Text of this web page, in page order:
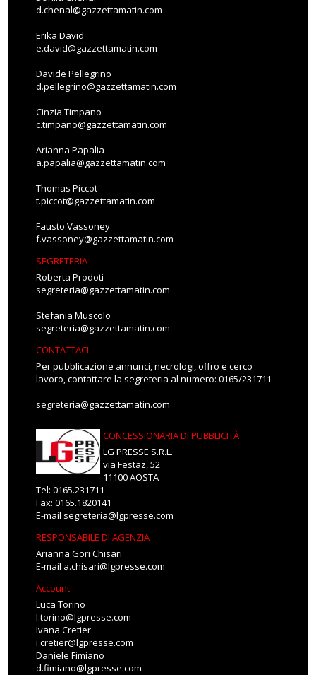
d.chenal@gazzettamatin.com
Erika David
e.david@gazzettamatin.com
Davide Pellegrino
d.pellegrino@gazzettamatin.com
Cinzia Timpano
c.timpano@gazzettamatin.com
Arianna Papalia
a.papalia@gazzettamatin.com
Thomas Piccot
t.piccot@gazzettamatin.com
Fausto Vassoney
f.vassoney@gazzettamatin.com
SEGRETERIA
Roberta Prodoti
segreteria@gazzettamatin.com
Stefania Muscolo
segreteria@gazzettamatin.com
CONTATTACI
Per pubblicazione annunci, necrologi, offro e cerco
lavoro, contattare la segreteria al numero: 0165/231711
segreteria@gazzettamatin.com
CONCESSIONARIA DI PUBBLICITÀ
LG PRESSE S.R.L.
via Festaz, 52
11100 AOSTA
Tel: 0165.231711
Fax: 0165.1820141
E-mail segreteria@lgpresse.com
RESPONSABILE DI AGENZIA
Arianna Gori Chisari
E-mail a.chisari@lgpresse.com
Account
Luca Torino
l.torino@lgpresse.com
Ivana Cretier
i.cretier@lgpresse.com
Daniele Fimiano
d.fimiano@lgpresse.com